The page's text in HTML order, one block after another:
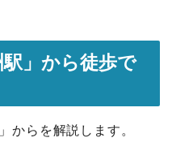
」から徒歩で
からを解説します。